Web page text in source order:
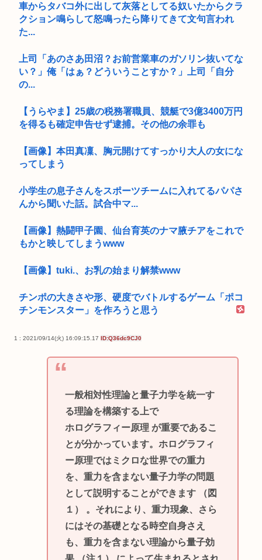
車からタバコ外に出して灰落としてる奴いたからクラ
クション鳴らして怒鳴ったら降りてきて文句言われ
た...
上司「あのさあ田沼？お前営業車のガソリン抜いてな
い？」俺「はぁ？どういうことすか？」上司「自分
の...
【うらやま】25歳の税務署職員、競艇で3億3400万円
を得るも確定申告せず逮捕。その他の余罪も
【画像】本田真凜、胸元開けてすっかり大人の女にな
ってしまう
小学生の息子さんをスポーツチームに入れてるパパさ
んから聞いた話。試合中マ...
【画像】熱闘甲子園、仙台育英のナマ腋チアをこれで
もかと映してしまうwww
【画像】tuki.、お乳の始まり解禁www
チンポの大きさや形、硬度でバトルするゲーム「ポコ
チンモンスター」を作ろうと思う
1 : 2021/09/14(火) 16:09:15.17 ID:Q36dc9CJ0
一般相対性理論と量子力学を統一す
る理論を構築する上で
ホログラフィー原理 が重要であるこ
とが分かっています。ホログラフィ
ー原理ではミクロな世界での重力
を、重力を含まない量子力学の問題
として説明することができます （図
１） 。それにより、重力現象、さら
にはその基礎となる時空自身さえ
も、重力を含まない理論から量子効